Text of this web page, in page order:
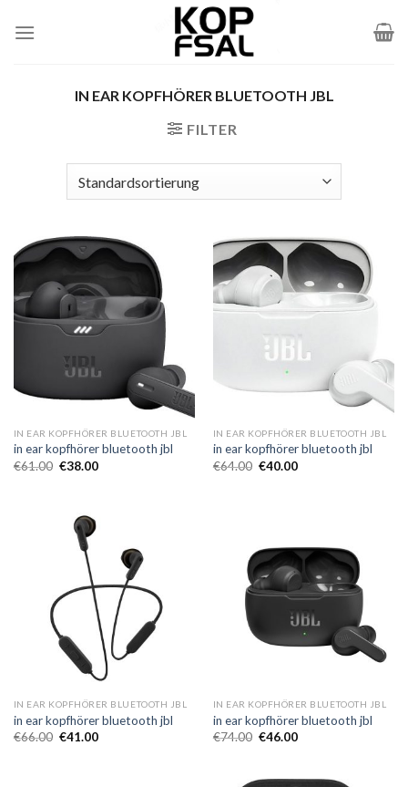
Inhalt
IN EAR KOPFHÖRER BLUETOOTH JBL
FILTER
IN EAR KOPFHÖRER BLUETOOTH JBL
in ear kopfhörer bluetooth jbl
€61.00 €38.00
IN EAR KOPFHÖRER BLUETOOTH JBL
in ear kopfhörer bluetooth jbl
€64.00 €40.00
IN EAR KOPFHÖRER BLUETOOTH JBL
in ear kopfhörer bluetooth jbl
€66.00 €41.00
IN EAR KOPFHÖRER BLUETOOTH JBL
in ear kopfhörer bluetooth jbl
€74.00 €46.00